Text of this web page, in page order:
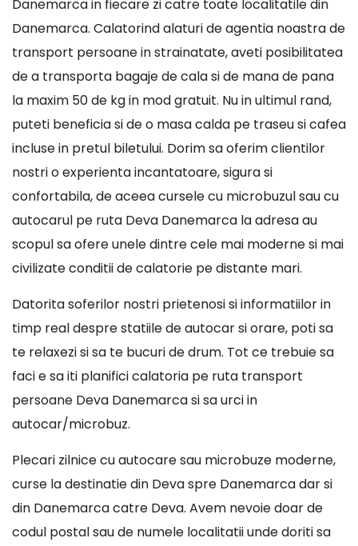
Danemarca in fiecare zi catre toate localitatile din
Danemarca. Calatorind alaturi de agentia noastra de
transport persoane in strainatate, aveti posibilitatea
de a transporta bagaje de cala si de mana de pana
la maxim 50 de kg in mod gratuit. Nu in ultimul rand,
puteti beneficia si de o masa calda pe traseu si cafea
incluse in pretul biletului. Dorim sa oferim clientilor
nostri o experienta incantatoare, sigura si
confortabila, de aceea cursele cu microbuzul sau cu
autocarul pe ruta Deva Danemarca la adresa au
scopul sa ofere unele dintre cele mai moderne si mai
civilizate conditii de calatorie pe distante mari.
Datorita soferilor nostri prietenosi si informatiilor in
timp real despre statiile de autocar si orare, poti sa
te relaxezi si sa te bucuri de drum. Tot ce trebuie sa
faci e sa iti planifici calatoria pe ruta transport
persoane Deva Danemarca si sa urci in
autocar/microbuz.
Plecari zilnice cu autocare sau microbuze moderne,
curse la destinatie din Deva spre Danemarca dar si
din Danemarca catre Deva. Avem nevoie doar de
codul postal sau de numele localitatii unde doriti sa